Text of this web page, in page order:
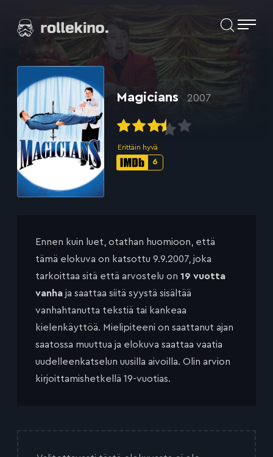
suoraan
Elokuvat ja elokuva-arviot | Rollekino.fi
lopputekstien
jälkeen.
Magicians 2007
Erittäin hyvä
IMDb-
6
Ennen kuin luet, otathan huomioon, että
tämä elokuva on katsottu 9.9.2007, joka
tarkoittaa sitä että arvostelu on 19 vuotta
vanha ja saattaa siitä syystä sisältää
vanhahtanutta tekstiä tai kankeaa
kielenkäyttöä. Mielipiteeni on saattanut ajan
saatossa muuttua ja elokuva saattaa vaatia
uudelleenkatselun uusilla aivoilla. Olin arvion
kirjoittamishetkellä 19-vuotias.